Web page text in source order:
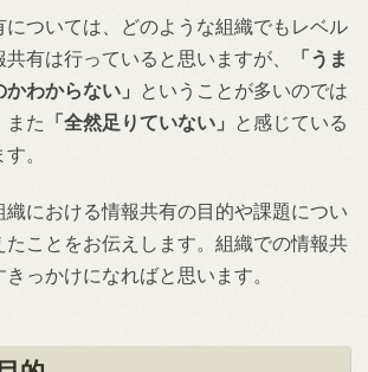
については、どのような組織でもレベル
有は行っていると思いますが、
「うま
わからない」 ということが多いのでは
また 「全然足りていない」 と感じている
。
における情報共有の目的や課題につい
たことをお伝えします。組織での情報共
っかけになればと思います。